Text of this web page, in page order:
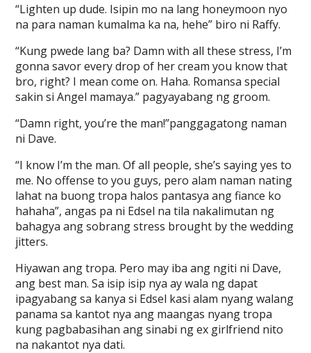
“Lighten up dude. Isipin mo na lang honeymoon nyo
na para naman kumalma ka na, hehe” biro ni Raffy.
“Kung pwede lang ba? Damn with all these stress, I’m
gonna savor every drop of her cream you know that
bro, right? I mean come on. Haha. Romansa special
sakin si Angel mamaya.” pagyayabang ng groom.
“Damn right, you’re the man!”panggagatong naman
ni Dave.
“I know I’m the man. Of all people, she’s saying yes to
me. No offense to you guys, pero alam naman nating
lahat na buong tropa halos pantasya ang fiance ko
hahaha”, angas pa ni Edsel na tila nakalimutan ng
bahagya ang sobrang stress brought by the wedding
jitters.
Hiyawan ang tropa. Pero may iba ang ngiti ni Dave,
ang best man. Sa isip isip nya ay wala ng dapat
ipagyabang sa kanya si Edsel kasi alam nyang walang
panama sa kantot nya ang maangas nyang tropa
kung pagbabasihan ang sinabi ng ex girlfriend nito
na nakantot nya dati.